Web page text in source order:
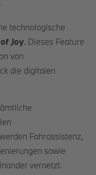
technologische
Joy. Dieses Feature
von
die digitalen
Fahrassistenz,
sowie
vernetzt.